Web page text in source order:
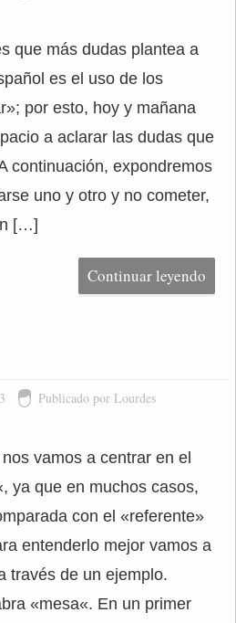
que más dudas plantea a
es el uso de los
por esto, hoy y mañana
a aclarar las dudas que
continuación, expondremos
uno y otro y no cometer,
[…]
Continuar leyendo
Publicado por Lourdes
vamos a centrar en el
ya que en muchos casos,
con el «referente»
entenderlo mejor vamos a
través de un ejemplo.
«mesa«. En un primer